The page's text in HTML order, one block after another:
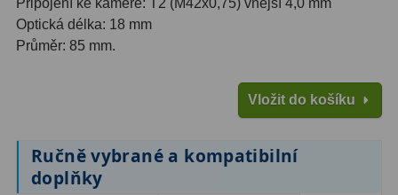
Binohlavy3
Azimutální AZ5
Paralaktické EQ
Optická délka: 18 mm
Průměr: 85 mm.
Vložit do košíku
Ručně vybrané a kompatibilní
doplňky